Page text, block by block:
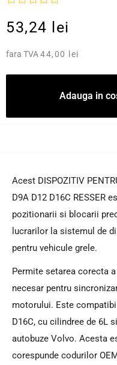
53,24 lei
fara TVA44,00 lei
Adauga in
Acest DISPOZITIV
D9A D12 D16C RESSER
pozitionarii si blocarii
lucrarilor la sistemul de
pentru vehicule grele.
Permite setarea corecta
necesar pentru
motorului. Este
D16C, cu cilindree de 6L
autobuze Volvo. Acesta
corespunde codurilor